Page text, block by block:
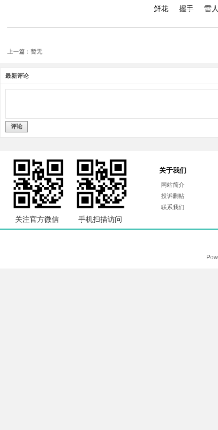
鲜花 握手 雷
上一篇：暂无
最新评论
评论
关注官方微信 手机扫描访问
关于我们
网站简介
投诉删帖
联系我们